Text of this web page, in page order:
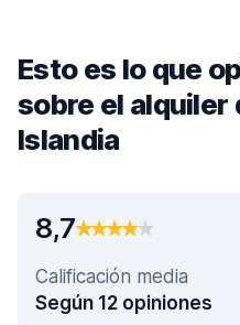
Esto es lo que
sobre el alquiler
Islandia
8,7
Calificación media
Según 12 opiniones